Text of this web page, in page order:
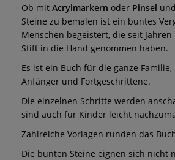
Ob mit Acrylmarkern oder Pinsel und
Steine zu bemalen ist ein buntes
Menschen begeistert, die seit
Stift in die Hand genommen haben.
Es ist ein Buch für die ganze
Anfänger und Fortgeschrittene.
Die einzelnen Schritte werden
sind auch für Kinder leicht
Zahlreiche Vorlagen runden das
Die bunten Steine eignen sich nicht